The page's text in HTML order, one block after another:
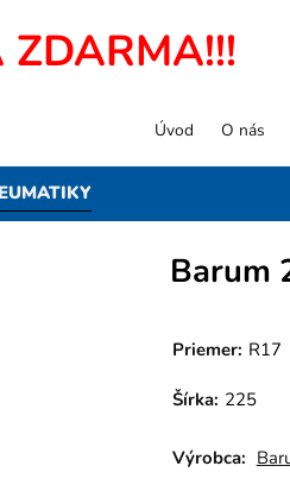
ZDARMA!!!
Úvod O nás
Barum
Priemer: R17
Šírka: 225
Výrobca: